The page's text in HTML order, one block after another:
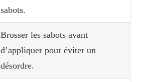
sabots.
Brosser les sabots avant
d’appliquer pour éviter un
désordre.